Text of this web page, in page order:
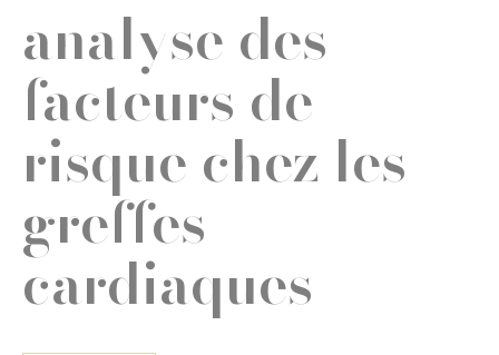
analyse des
facteurs de
risque chez les
greffes
cardiaques